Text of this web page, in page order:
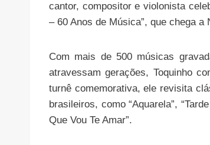
cantor, compositor e violonista
– 60 Anos de Música”, que chega
Com mais de 500 músicas
atravessam gerações, Toquinho
turnê comemorativa, ele revisita
brasileiros, como “Aquarela”,
Que Vou Te Amar”.